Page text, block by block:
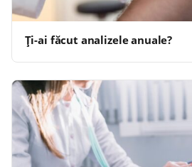
Ți-ai făcut analizele anuale?